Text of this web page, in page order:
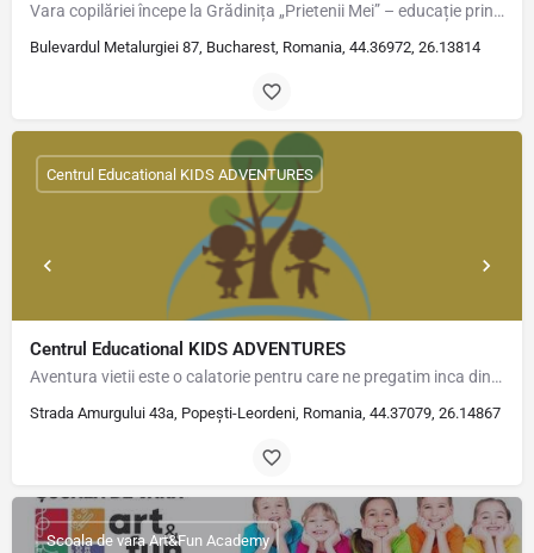
Vara copilăriei începe la Grădinița „Prietenii Mei” – educație prin joc, creativitate și…
Bulevardul Metalurgiei 87, Bucharest, Romania, 44.36972, 26.13814
Centrul Educational KIDS ADVENTURES
Aventura vietii este o calatorie pentru care ne pregatim inca din copilarie. KIDS ADVENTURES integreaza…
Strada Amurgului 43a, Popești-Leordeni, Romania, 44.37079, 26.14867
Centrul Educational KIDS ADVENTURES
Scoala de vara Art&Fun Academy